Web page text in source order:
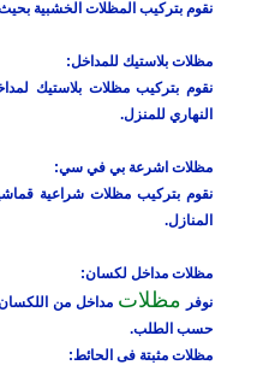
نقوم بتركيب المظلات الخشبية
مظلات بلاستيك للمداخل:
نقوم بتركيب مظلات بلاستيك
النهاري للمنزل.
مظلات اشرعة بي في سي:
نقوم بتركيب مظلات شراعية
المنازل.
مظلات مداخل لكسان:
نوفر مظلات مداخل من
حسب الطلب.
مظلات مثبتة فى الحائط: